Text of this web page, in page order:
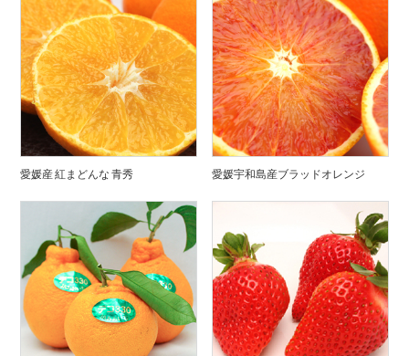
愛媛産 紅まどんな 青秀 愛媛宇和島産ブラッドオレンジ